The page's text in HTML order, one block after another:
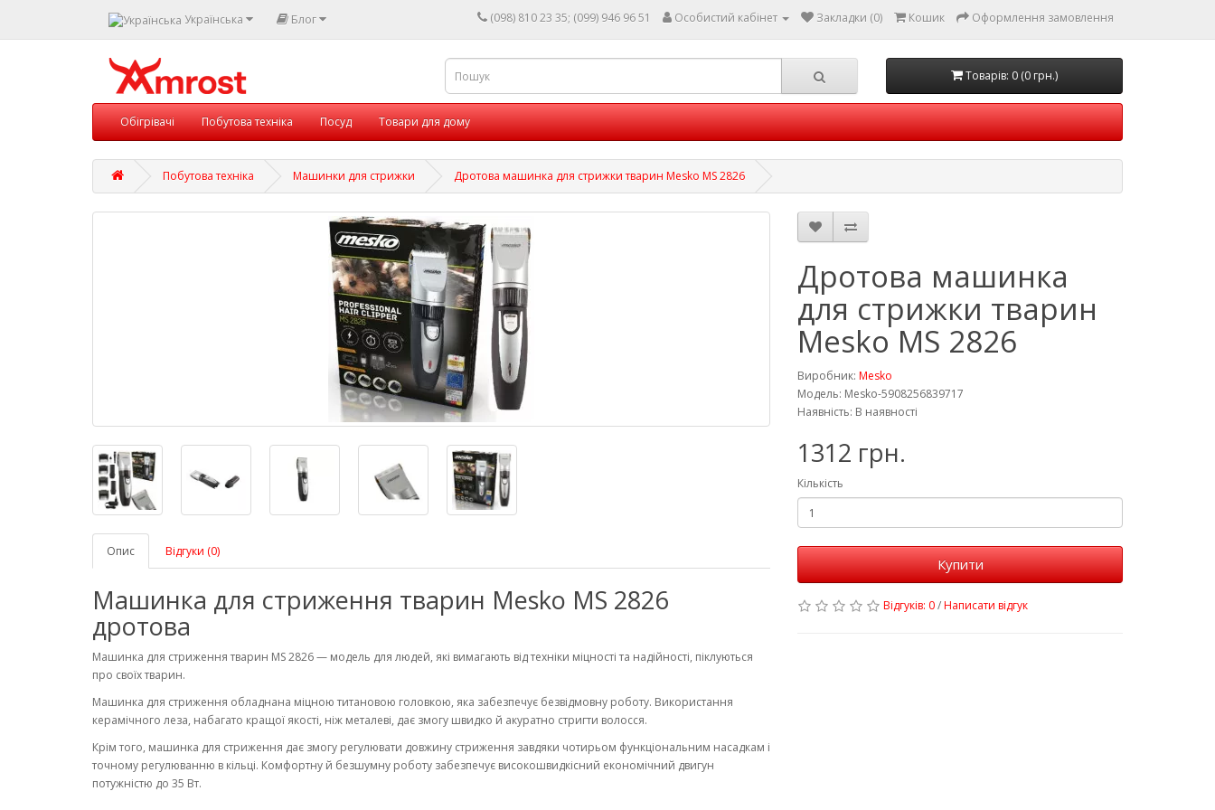
Українська Блог (098) 810 23 35; (099) 946 96 51 Особистий кабінет Закладки (0) Кошик Оформлення замовлення
Товарів: 0 (0 грн.)
Обігрівачі Побутова техніка Посуд Товари для дому
Побутова техніка Машинки для стрижки Дротова машинка для стрижки тварин Mesko MS 2826
Опис Відгуки (0)
Машинка для стриження тварин Mesko MS 2826
дротова
Машинка для стриження тварин MS 2826 — модель для людей, які вимагають від техніки міцності та надійності, піклуються
про своїх тварин.
Машинка для стриження обладнана міцною титановою головкою, яка забезпечує безвідмовну роботу. Використання
керамічного леза, набагато кращої якості, ніж металеві, дає змогу швидко й акуратно стригти волосся.
Крім того, машинка для стриження дає змогу регулювати довжину стриження завдяки чотирьом функціональним насадкам і
точному регулюванню в кільці. Комфортну й безшумну роботу забезпечує високошвидкісний економічний двигун
потужністю до 35 Вт.
Дротова машинка
для стрижки тварин
Mesko MS 2826
Виробник: Mesko
Модель: Mesko-5908256839717
Наявність: В наявності
1312 грн.
Кількість
Купити
Відгуків: 0/Написати відгук